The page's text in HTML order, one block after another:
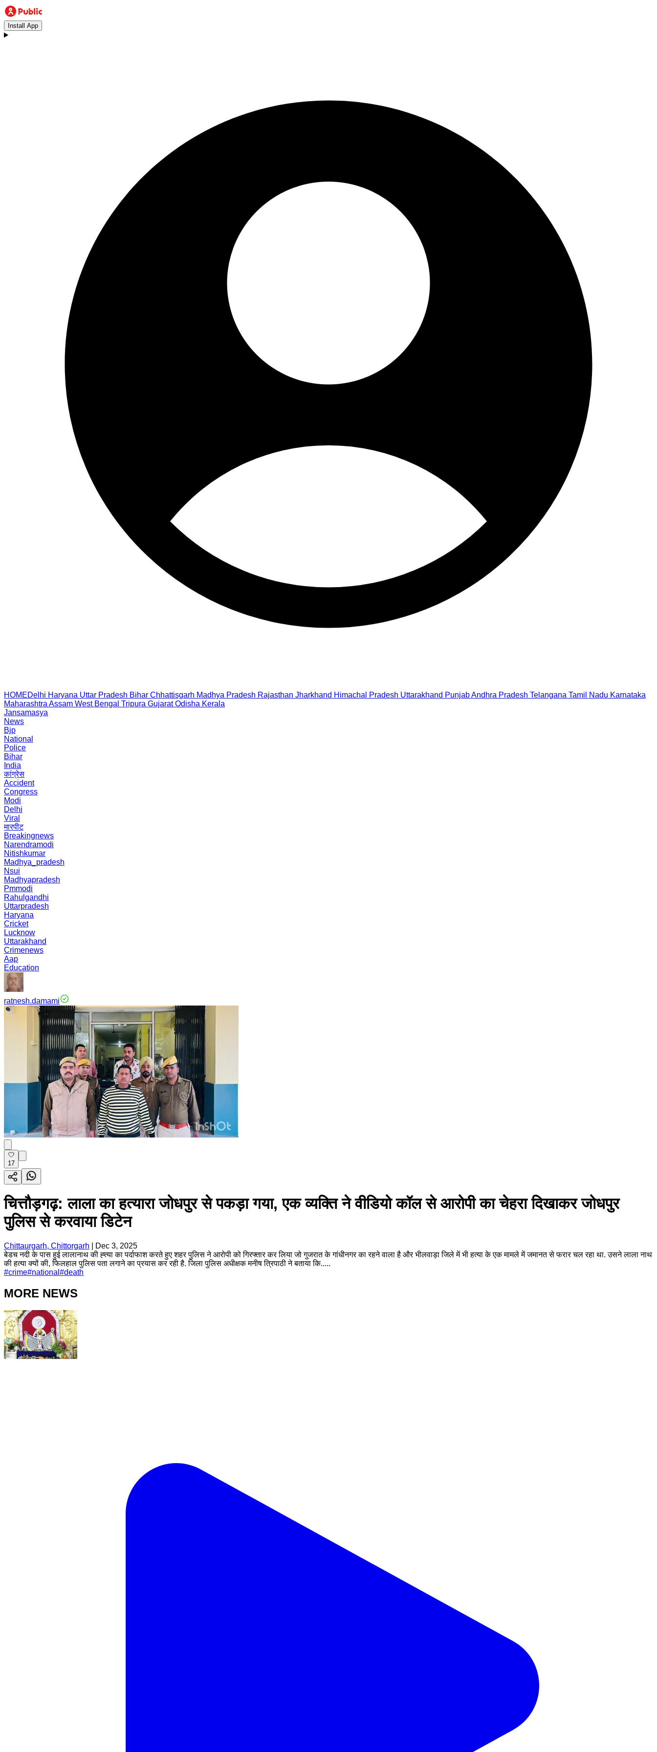
Install App
HOMEDelhi Haryana Uttar Pradesh Bihar Chhattisgarh Madhya Pradesh Rajasthan Jharkhand Himachal Pradesh Uttarakhand PunjabAndhra Pradesh Telangana Tamil Nadu Karnataka
Maharashtra Assam West Bengal Tripura Gujarat Odisha Kerala
Jansamasya
News
Bjp
National
Police
Bihar
India
कांग्रेस
Accident
Congress
Modi
Delhi
Viral
मारपीट
Breakingnews
Narendramodi
Nitishkumar
Madhya_pradesh
Nsui
Madhyapradesh
Pmmodi
Rahulgandhi
Uttarpradesh
Haryana
Cricket
Lucknow
Uttarakhand
Crimenews
Aap
Education
ratnesh.damami
17
चित्तौड़गढ़: लाला का हत्यारा जोधपुर से पकड़ा गया, एक व्यक्ति ने वीडियो कॉल से आरोपी का चेहरा दिखाकर जोधपुर
पुलिस से करवाया डिटेन
Chittaurgarh, Chittorgarh
Dec 3, 2025
बेडच नदी के पास हुई लालानाथ की ह्त्या का पर्दाफाश करते हुए शहर पुलिस ने आरोपी को गिरफ्तार कर लिया जो गुजरात के गांधीनगर का रहने वाला है और भीलवाड़ा जिले में भी हत्या के एक मामले में जमानत से फरार चल रहा था. उसने लाला नाथ
की हत्या क्यों की, फिलहाल पुलिस पता लगाने का प्रयास कर रही है. जिला पुलिस अधीक्षक मनीष त्रिपाठी ने बताया कि.....
#crime#national #death
MORE NEWS